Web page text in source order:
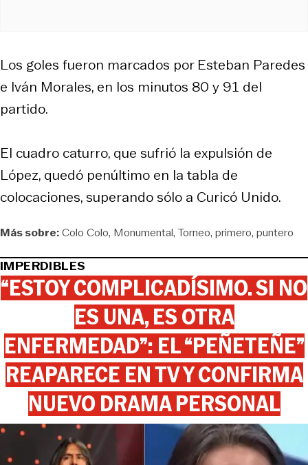
Los goles fueron marcados por Esteban Paredes
e Iván Morales, en los minutos 80 y 91 del
partido.
El cuadro caturro, que sufrió la expulsión de
López, quedó penúltimo en la tabla de
colocaciones, superando sólo a Curicó Unido.
Más sobre:Colo Colo Monumental Torneo primero puntero
IMPERDIBLES
“ESTOY COMPLICADÍSIMO. SI NO
ES UNA, ES OTRA
ENFERMEDAD”: EL “PEÑETEÑE”
REAPARECE EN TV Y CONFIRMA
NUEVO DRAMA PERSONAL